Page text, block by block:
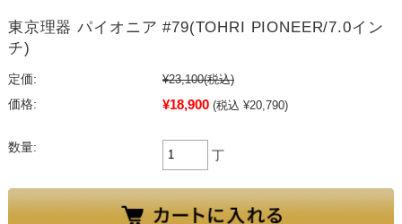
東京理器 パイオニア #79(TOHRI PIONEER/7.0イン
チ)
定価: ¥23,100(税込)
価格:
¥18,900 (税込 ¥20,790)
数量:
丁